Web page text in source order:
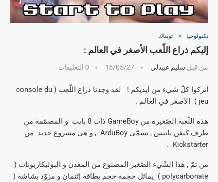
تكنولوجيا تويتاك
إليكم ذراع اللّعب الأصغر في العالم :
من قبل سليم عبيدلي 15/05/27 0 التعليقات
أتركوا كلّ شيء من أيديكم ! لقد وجدنا ذراع اللّعب ( console du
jeu ) الأصغر في العالم .
هذه اللّعبة الصّغيرة من GameBoy ذات 8 بايت و المصمّمة من
طرف كيفن بايتس , تسمّى ArduBoy , و هي مشروع جديد من
Kickstarter .
من ثمّ , هذا الشّيء الصّغير المصنوع من المعدن و البوليكاربونات (
polycarbonate ) يماثل حجمه حجم بطاقة إئتمان و مزوّد بشاشة (